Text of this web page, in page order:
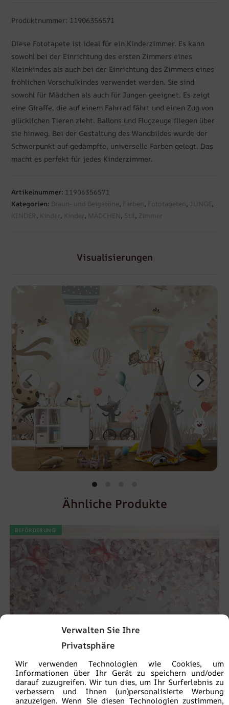
Verwalten Sie Ihre
Privatsphäre
Wir verwenden Technologien wie Cookies, um
Informationen über Ihr Gerät zu speichern und/oder
darauf zuzugreifen. Wir tun dies, um Ihr Surferlebnis zu
verbessern und Ihnen (un)personalisierte Werbung
anzuzeigen. Wenn Sie diesen Technologien zustimmen,
Produktnummer: 11906356571
Diese Fototapete ist ideal für ein Kinderzimmer. Es kann
sowohl bei der Einrichtung des ersten Zimmers eines
Kleinkindes als auch bei der Einrichtung des Zimmers eines
fröhlichen Vorschulkindes verwendet werden. Sie sind
sowohl für Mädchen als auch für Jungen geeignet. Es zeigt
eine Giraffe, die auf einem Fahrrad fährt und einen Zug von
glücklichen Tieren zieht. Ballons und Flugzeuge fliegen über
sie hinweg. Bei der Gestaltung des Wandbildes wurde der
Schwerpunkt auf gedämpfte, universelle Farben gelegt. Das
macht es perfekt für jedes Kinderzimmer.
Artikelnummer: 11906356571
Kategorien: Braun- und Beigetöne, Farben , Fototapeten , JUNGE,
KINDER, Kinder, Kinder, MÄDCHEN , Stil, Zimmer
Visualisierungen
Ähnliche Produkte
BEFÖRDERUNG!